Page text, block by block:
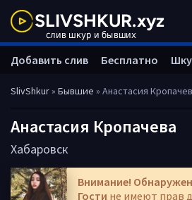
SlivShkur» Бывшие » Анастасия
Анастасия Кропачева
Хабаровск
Внимание!
Гости не имеют прав
Добавить слив Бесплатно